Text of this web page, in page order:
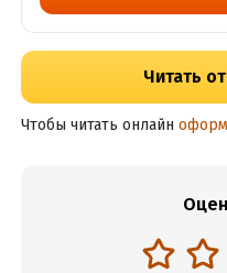
Читать
Чтобы читать онлайн